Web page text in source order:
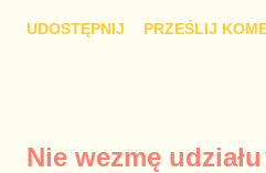
Merkel i Morawieckiego
brednie, że Polska może być
UDOSTĘPNIJ PRZEŚLIJ
Nie wezmę